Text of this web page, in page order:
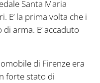
Santa Maria
E’ la prima volta che i
arma. E’ accaduto
di Firenze era
forte stato di